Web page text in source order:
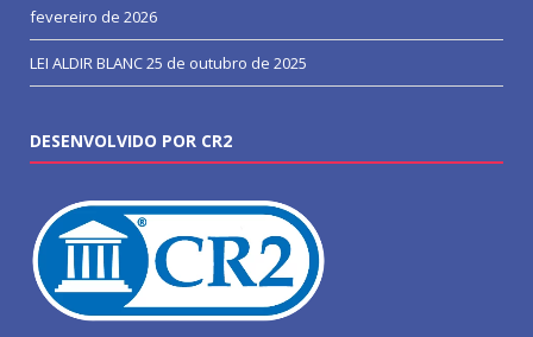
fevereiro de 2026
LEI ALDIR BLANC25 de outubro de 2025
DESENVOLVIDO POR CR2